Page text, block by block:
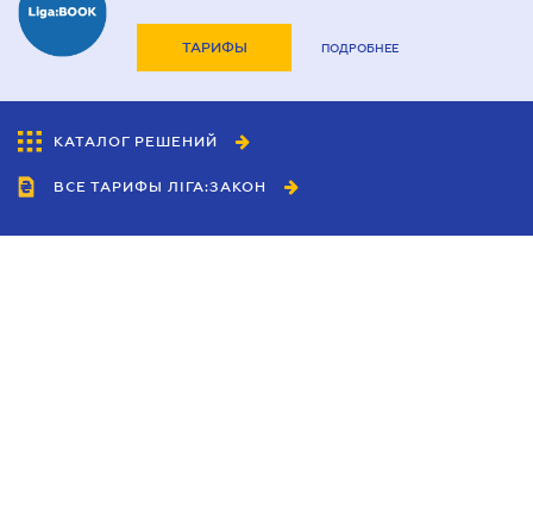
ТАРИФЫ ПОДРОБНЕЕ
КАТАЛОГ РЕШЕНИЙ
ВСЕ ТАРИФЫ ЛІГА:ЗАКОН